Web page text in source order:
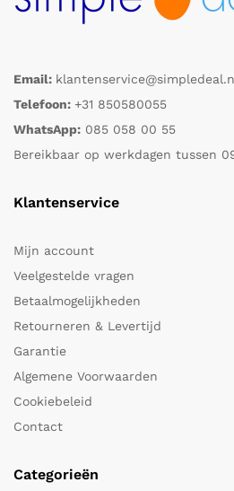
Email:
Telefoon: +31 850580055
WhatsApp: 085 058 00 55
Bereikbaar op werkdagen tussen
Klantenservice
Mijn account
Veelgestelde vragen
Betaalmogelijkheden
Retourneren & Levertijd
Garantie
Algemene Voorwaarden
Cookiebeleid
Contact
Categorieën